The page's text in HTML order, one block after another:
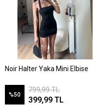
Noir Halter Yaka Mini Elbise
%50
799,99 TL
399,99 TL